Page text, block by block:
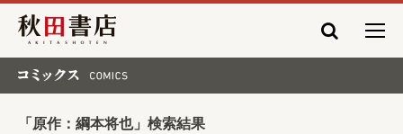
秋田書店
「原作：綱本将也」検索結果